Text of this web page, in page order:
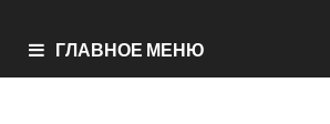
ГЛАВНОЕ МЕНЮ